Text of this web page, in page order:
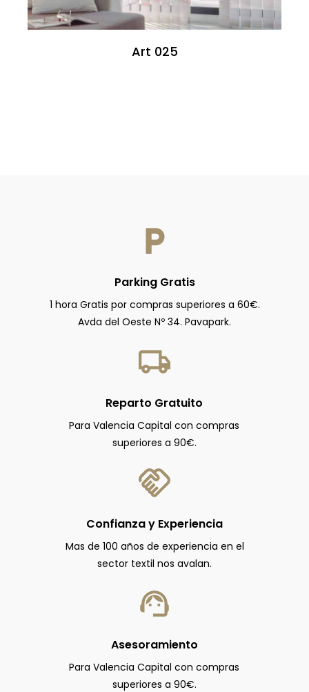
Art 025
Parking Gratis
1 hora Gratis por compras superiores a 60€.
Avda del Oeste Nº 34. Pavapark.
Reparto Gratuito
Para Valencia Capital con compras
superiores a 90€.
Confianza y Experiencia
Mas de 100 años de experiencia en el
sector textil nos avalan.
Asesoramiento
Para Valencia Capital con compras
superiores a 90€.